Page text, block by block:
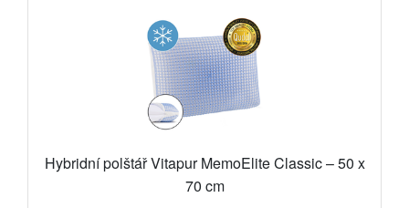
Hybridní polštář Vitapur MemoElite Classic – 50 x
70 cm